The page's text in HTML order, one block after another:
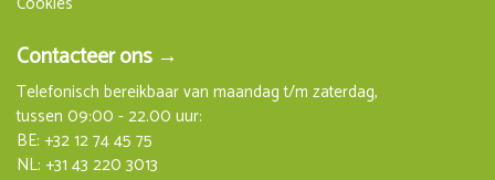
Contacteer ons →
Telefonisch bereikbaar van maandag t/m zaterdag,
tussen 09:00 - 22.00 uur:
BE: +32 12 74 45 75
NL: +31 43 220 3013